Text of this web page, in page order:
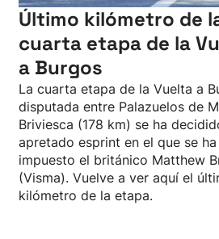
Último kilómetro de
cuarta etapa de la
a Burgos
La cuarta etapa de la Vuelta a
disputada entre Palazuelos de
Briviesca (178 km) se ha
apretado esprint en el que se ha
impuesto el británico Matthew
(Visma). Vuelve a ver aquí el
kilómetro de la etapa.